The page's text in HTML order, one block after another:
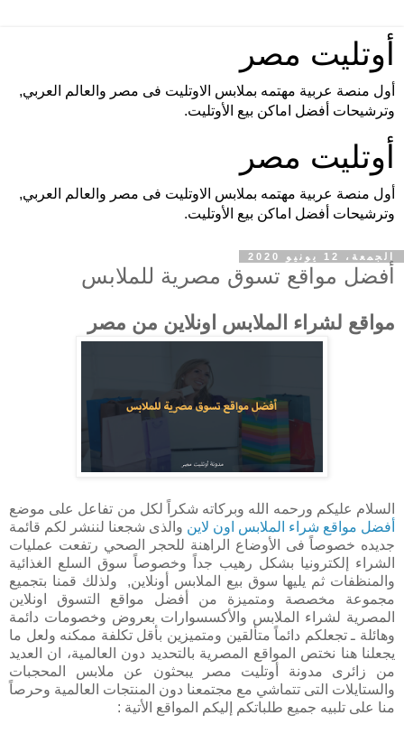
أوتليت مصر
أول منصة عربية مهتمه بملابس الاوتليت فى مصر والعالم العربي,
وترشيحات أفضل اماكن بيع الأوتليت.
أوتليت مصر
أول منصة عربية مهتمه بملابس الاوتليت فى مصر والعالم العربي,
وترشيحات أفضل اماكن بيع الأوتليت.
الجمعة، 12 يونيو 2020
أفضل مواقع تسوق مصرية للملابس
مواقع لشراء الملابس اونلاين من مصر
السلام عليكم ورحمه الله وبركاته شكراً لكل من تفاعل على موضع
أفضل مواقع شراء الملابس اون لاين والذى شجعنا لننشر لكم قائمة
جديده خصوصاً فى الأوضاع الراهنة للحجر الصحي رتفعت عمليات
الشراء إلكترونيا بشكل رهيب جداً وخصوصاً سوق السلع الغذائية
والمنظفات ثم يليها سوق بيع الملابس أونلاين, ولذلك قمنا بتجميع
مجموعة مخصصة ومتميزة من أفضل مواقع التسوق اونلاين
المصرية لشراء الملابس والأكسسوارات بعروض وخصومات دائمة
وهائلة ـ تجعلكم دائماً متألقين ومتميزين بأقل تكلفة ممكنه ولعل ما
يجعلنا هنا نختص المواقع المصرية بالتحديد دون العالمية، ان العديد
من زائرى مدونة أوتليت مصر يبحثون عن ملابس المحجبات
والستايلات التى تتماشي مع مجتمعنا دون المنتجات العالمية وحرصاً
منا على تلبيه جميع طلباتكم إليكم المواقع الأتية :